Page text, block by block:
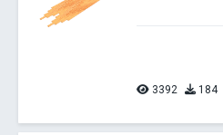
3392 184